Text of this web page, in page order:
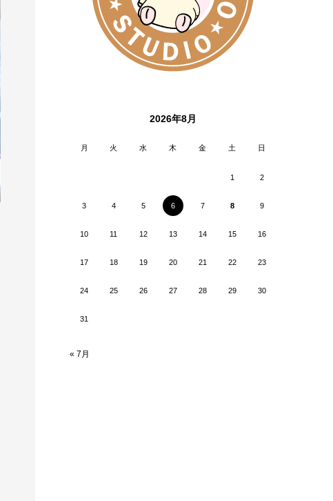
2026年8月
月 火 水 木 金 土 日
1 2
3 4 5 6 7 8 9
10 11 12 13 14 15 16
17 18 19 20 21 22 23
24 25 26 27 28 29 30
31
« 7月